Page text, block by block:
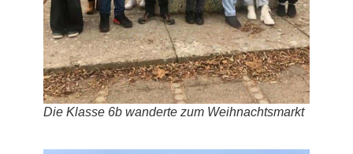
Die Klasse 6b wanderte zum Weihnachtsmarkt